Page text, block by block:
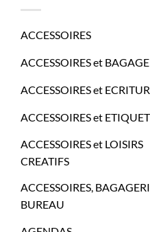
ACCESSOIRES
ACCESSOIRES et
ACCESSOIRES et
ACCESSOIRES et
ACCESSOIRES et LOISIRS
CREATIFS
ACCESSOIRES,
BUREAU